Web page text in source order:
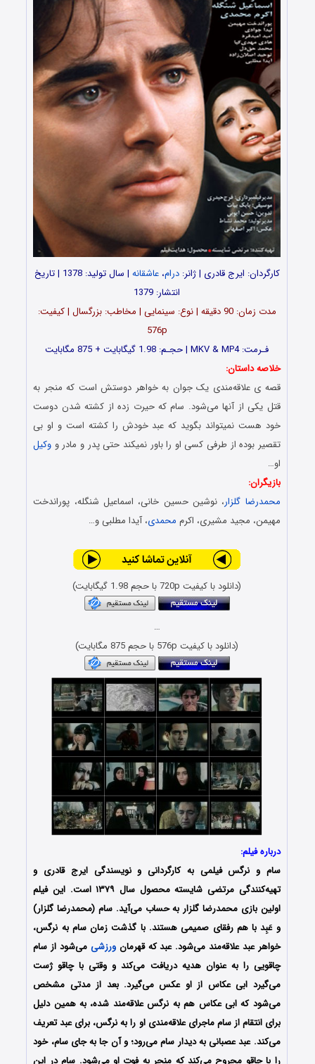
کارگردان: ایرج قادری | ژانر:درام،عاشقانه
| سال تولید: 1378 | تاریخ
انتشار: 1379
مدت زمان: 90 دقیقه | نوع: سینمایی | مخاطب: بزرگسال | کیفیت:
576p
فـرمت: MKV & MP4 | حجـم: 1.98 گیگابایت + 875 مگابایت
خلاصه داستان:
قصه ی علاقه‌مندی یک جوان به خواهر دوستش است که منجر به
قتل یکی از آنها می‌شود. سام که حیرت زده از کشته شدن دوست
خود هست نمیتواند بگوید که عبد خودش را کشته است و او بی
تقصیر بوده از طرفی کسی او را باور نمیکند حتی پدر و مادر و وکیل
او…
بازیگران:
محمدرضا گلزار، نوشین حسین خانی، اسماعیل شنگله، پوراندخت
مهیمن، مجید مشیری، اکرم محمدی، آیدا مطلبی و…
(دانلود با کیفیت 720p با حجم 1.98 گیگابایت)
…
(دانلود با کیفیت 576p با حجم 875 مگابایت)
درباره فیلم:
سام و نرگس فیلمی به کارگردانی و نویسندگی ایرج قادری و
تهیه‌کنندگی مرتضی شایسته محصول سال ۱۳۷۹ است. این فیلم
اولین بازی محمدرضا گلزار به حساب می‌آید. سام (محمدرضا گلزار)
و عَبِد با هم رفقای صمیمی هستند. با گذشت زمان سام به نرگس،
خواهر عبد علاقه‌مند می‌شود. عبد که قهرمانورزشی می‌شود از سام
چاقویی را به عنوان هدیه دریافت می‌کند و وقتی با چاقو ژست
می‌گیرد ابی عکاس از او عکس می‌گیرد. بعد از مدتی مشخص
می‌شود که ابی عکاس هم به نرگس علاقه‌مند شده، به همین دلیل
برای انتقام از سام ماجرای علاقه‌مندی او را به نرگس، برای عبد تعریف
می‌کند. عبد عصبانی به دیدار سام می‌رود؛ و آن جا به جای سام، خود
را با چاقو مجروح می‌کند که منجر به فوت او می‌شود. سام در این